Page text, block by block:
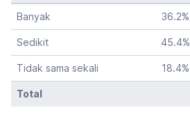
Banyak 36.2%
Sedikit 45.4%
Tidak sama sekali 18.4%
Total